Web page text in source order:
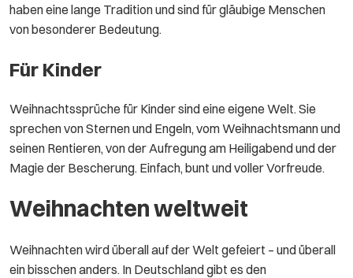
haben eine lange Tradition und sind für gläubige Menschen
von besonderer Bedeutung.
Für Kinder
Weihnachtssprüche für Kinder sind eine eigene Welt. Sie
sprechen von Sternen und Engeln, vom Weihnachtsmann und
seinen Rentieren, von der Aufregung am Heiligabend und der
Magie der Bescherung. Einfach, bunt und voller Vorfreude.
Weihnachten weltweit
Weihnachten wird überall auf der Welt gefeiert – und überall
ein bisschen anders. In Deutschland gibt es den